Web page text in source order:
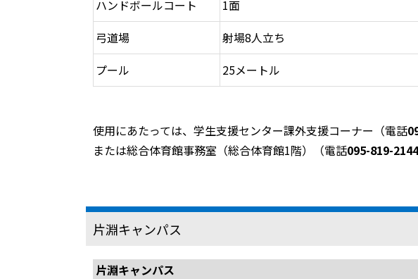
ハンドボールコート
1面
弓道場
射場8人立ち
プール
25メートル
使用にあたっては、学生支援センター課外支援コーナー（電話
または総合体育館事務室（総合体育館1階）（電話095-819-2144
片淵キャンパス
片淵キャンパス